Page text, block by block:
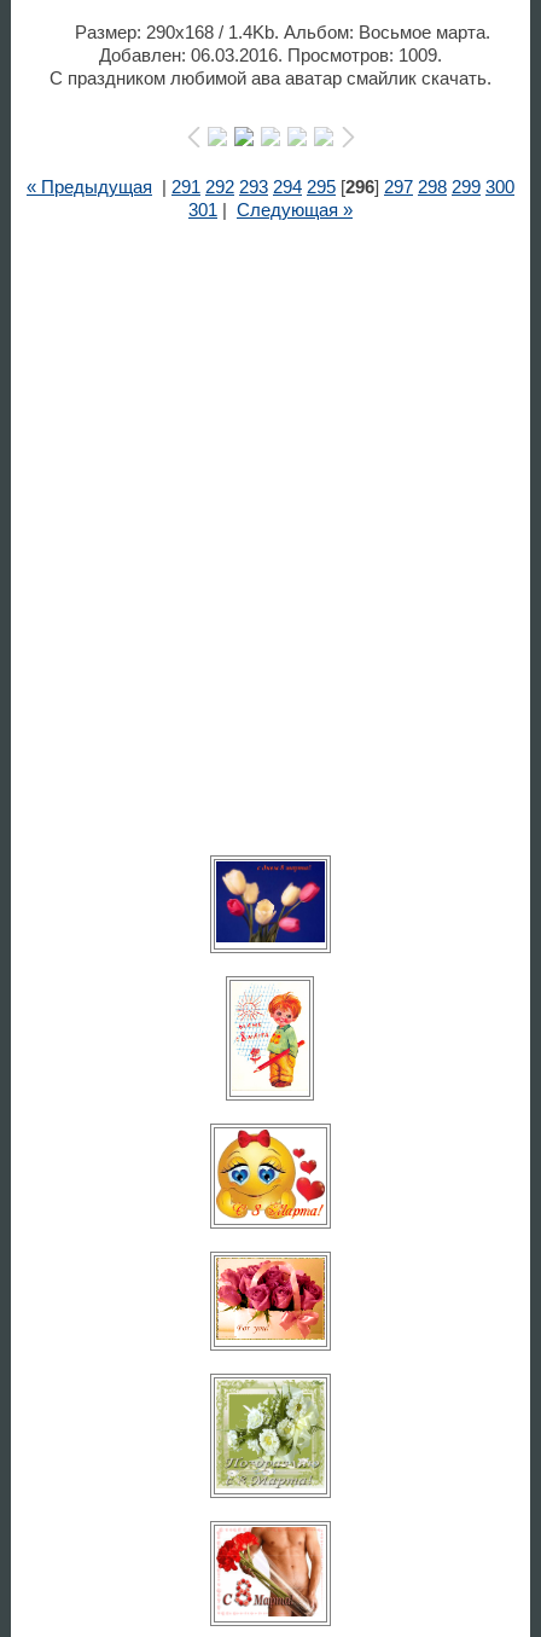
Размер: 290x168 / 1.4Kb. Альбом: Восьмое марта.
Добавлен: 06.03.2016. Просмотров: 1009.
С праздником любимой ава аватар смайлик скачать.
« Предыдущая 291 292 293 294 295[296] 297 298 299 300
301
Следующая »